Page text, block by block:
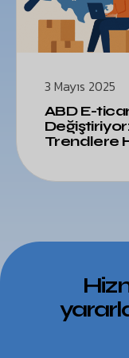
3 Mayıs 2025
ABD E-
Trendlere